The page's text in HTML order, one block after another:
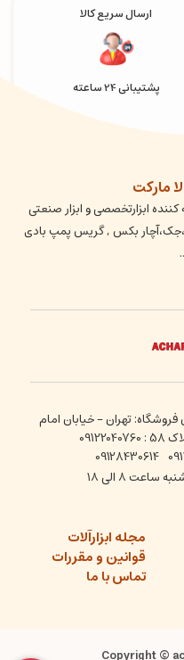
ارسال سریع کالا
پشتیبانی 24 ساعته
مارکت
کننده ابزارتخصصی و ابزار صنعتی
بکس , گریس پمپ بادی
تهران - خیابان امام
09128430614
ساعت ۸ الی ۱۸
مجله ابزارآلات
قوانین و مقررات
تماس با ما